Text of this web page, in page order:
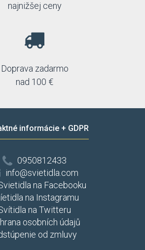
najnižšej ceny
Doprava zadarmo
nad 100 €
informácie + GDPR
0950812433
info@svietidla.com
na Facebooku
na Instagramu
na Twitteru
osobních údajů
od zmluvy